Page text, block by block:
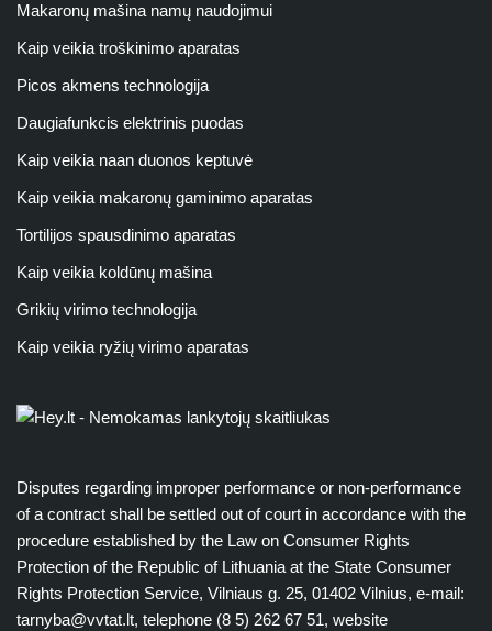
Makaronų mašina namų naudojimui
Kaip veikia troškinimo aparatas
Picos akmens technologija
Daugiafunkcis elektrinis puodas
Kaip veikia naan duonos keptuvė
Kaip veikia makaronų gaminimo aparatas
Tortilijos spausdinimo aparatas
Kaip veikia koldūnų mašina
Grikių virimo technologija
Kaip veikia ryžių virimo aparatas
Disputes regarding improper performance or non-performance
of a contract shall be settled out of court in accordance with the
procedure established by the Law on Consumer Rights
Protection of the Republic of Lithuania at the State Consumer
Rights Protection Service, Vilniaus g. 25, 01402 Vilnius, e-mail:
tarnyba@vvtat.lt, telephone (8 5) 262 67 51, website